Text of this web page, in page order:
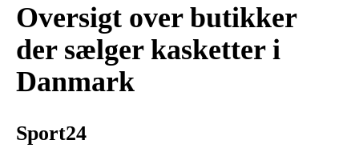
Oversigt over butikker
der sælger kasketter i
Danmark
Sport24